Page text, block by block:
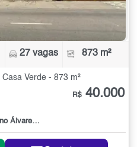
27 vagas 873 m²
Verde - 873 m²
3999
R$ 40.000